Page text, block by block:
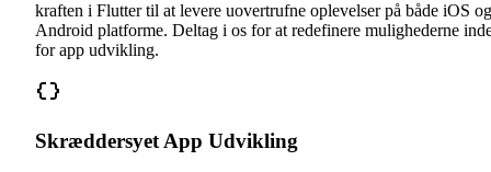
kraften i Flutter til at levere uovertrufne oplevelser på både iOS og
Android platforme. Deltag i os for at redefinere mulighederne
for app udvikling.
Skræddersyet App Udvikling